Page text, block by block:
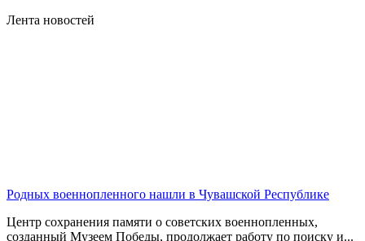
Лента новостей
Родных военнопленного нашли в Чувашской Республике
Центр сохранения памяти о советских военнопленных,
созданный Музеем Победы, продолжает работу по поиску и...